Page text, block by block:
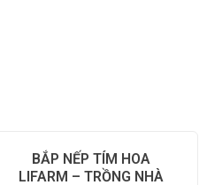
BẮP NẾP TÍM HOA
LIFARM – TRỒNG NHÀ